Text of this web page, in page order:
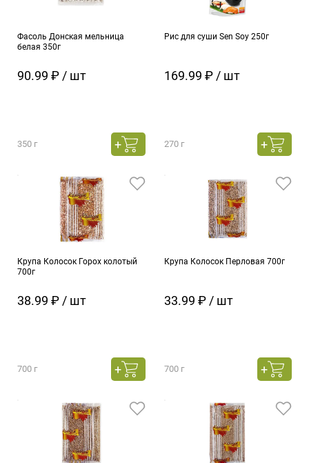
Фасоль Донская мельница
белая 350г
90.99 ₽ / шт
350 г
Рис для суши Sen Soy 250г
169.99 ₽ / шт
270 г
Крупа Колосок Горох колотый
700г
38.99 ₽ / шт
700 г
Крупа Колосок Перловая 700г
33.99 ₽ / шт
700 г